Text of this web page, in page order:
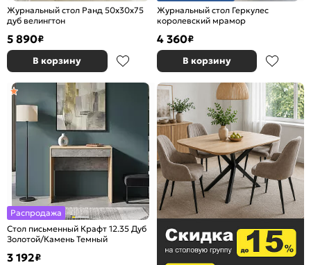
Журнальный стол Ранд 50х30х75
дуб велингтон
5 890₽
В корзину
Журнальный стол Геркулес
королевский мрамор
4 360₽
В корзину
Распродажа
Стол письменный Крафт 12.35 Дуб
Золотой/Камень Темный
3 192₽